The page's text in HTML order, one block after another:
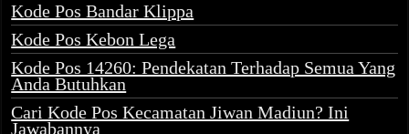
Kode Pos Bandar Klippa
Kode Pos Kebon Lega
Kode Pos 14260: Pendekatan Terhadap Semua Yang
Anda Butuhkan
Cari Kode Pos Kecamatan Jiwan Madiun? Ini
Jawabannya